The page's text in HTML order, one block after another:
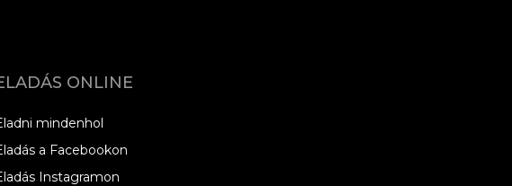
ONLINE
mindenhol
a Facebookon
Instagramon